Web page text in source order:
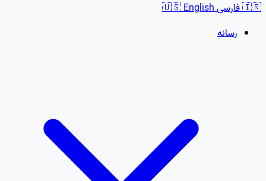
🇮🇷فارسی 🇺🇸English
رسانه